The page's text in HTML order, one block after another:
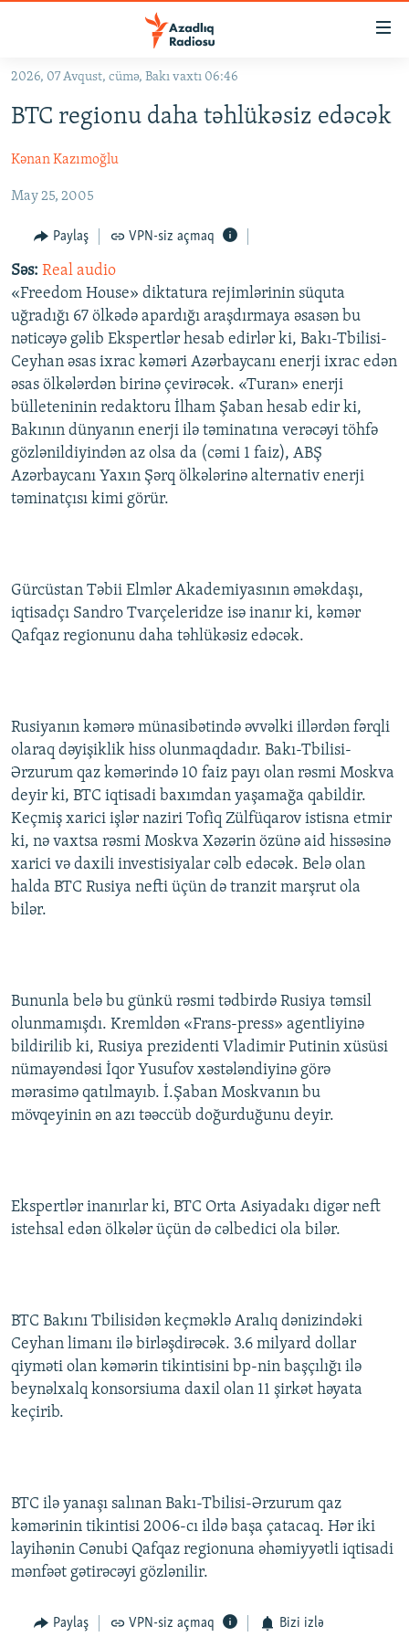
Əsas
qayıt
naviqasiyaya
qayıt
Axtarışa
KORRUPSIOMETR
#ƏSLINDƏ
FƏRQƏ BAX
QANUNI DOĞRU
ARAŞDIRMA
MULTIMEDIA
VIDEO
FOTOQALEREYA
İNFOQRAFIKA
KARIKATURA
RADIO ARXIV
OXU ZALI
AZƏRBAYCAN ƏDƏBIYYATI KITABXANASI
İSLAM VƏ DEMOKRATIYA
İZ - MƏDƏNIYYƏT PROQRAMI
HAQQIMIZDA
MISSIYAMIZ
PEŞƏ ETIKASI VƏ JURNALISTIKA STANDARTLARIMIZ
MATERIALLARIMIZDAN ISTIFADƏ
XƏBƏR BÜLLETENLƏRIMIZ
BIZI IZLƏ
2026, 07 Avqust, cümə, Bakı vaxtı 06:46
BTC regionu daha təhlükəsiz edəcək
Kənan Kazımoğlu
May 25, 2005
Paylaş VPN-siz açmaq
Səs: Real audio
«Freedom House» diktatura rejimlərinin süquta
uğradığı 67 ölkədə apardığı araşdırmaya əsasən bu
nəticəyə gəlib Ekspertlər hesab edirlər ki, Bakı-Tbilisi-
Ceyhan əsas ixrac kəməri Azərbaycanı enerji ixrac edən
əsas ölkələrdən birinə çevirəcək. «Turan» enerji
bülleteninin redaktoru İlham Şaban hesab edir ki,
Bakının dünyanın enerji ilə təminatına verəcəyi töhfə
gözlənildiyindən az olsa da (cəmi 1 faiz), ABŞ
Azərbaycanı Yaxın Şərq ölkələrinə alternativ enerji
təminatçısı kimi görür.
Gürcüstan Təbii Elmlər Akademiyasının əməkdaşı,
iqtisadçı Sandro Tvarçeleridze isə inanır ki, kəmər
Qafqaz regionunu daha təhlükəsiz edəcək.
Rusiyanın kəmərə münasibətində əvvəlki illərdən fərqli
olaraq dəyişiklik hiss olunmaqdadır. Bakı-Tbilisi-
Ərzurum qaz kəmərində 10 faiz payı olan rəsmi Moskva
deyir ki, BTC iqtisadi baxımdan yaşamağa qabildir.
Keçmiş xarici işlər naziri Tofiq Zülfüqarov istisna etmir
ki, nə vaxtsa rəsmi Moskva Xəzərin özünə aid hissəsinə
xarici və daxili investisiyalar cəlb edəcək. Belə olan
halda BTC Rusiya nefti üçün də tranzit marşrut ola
bilər.
Bununla belə bu günkü rəsmi tədbirdə Rusiya təmsil
olunmamışdı. Kremldən «Frans-press» agentliyinə
bildirilib ki, Rusiya prezidenti Vladimir Putinin xüsüsi
nümayəndəsi İqor Yusufov xəstələndiyinə görə
mərasimə qatılmayıb. İ.Şaban Moskvanın bu
mövqeyinin ən azı təəccüb doğurduğunu deyir.
Ekspertlər inanırlar ki, BTC Orta Asiyadakı digər neft
istehsal edən ölkələr üçün də cəlbedici ola bilər.
BTC Bakını Tbilisidən keçməklə Aralıq dənizindəki
Ceyhan limanı ilə birləşdirəcək. 3.6 milyard dollar
qiyməti olan kəmərin tikintisini bp-nin başçılığı ilə
beynəlxalq konsorsiuma daxil olan 11 şirkət həyata
keçirib.
BTC ilə yanaşı salınan Bakı-Tbilisi-Ərzurum qaz
kəmərinin tikintisi 2006-cı ildə başa çatacaq. Hər iki
layihənin Cənubi Qafqaz regionuna əhəmiyyətli iqtisadi
mənfəət gətirəcəyi gözlənilir.
Paylaş VPN-siz açmaq Bizi izlə